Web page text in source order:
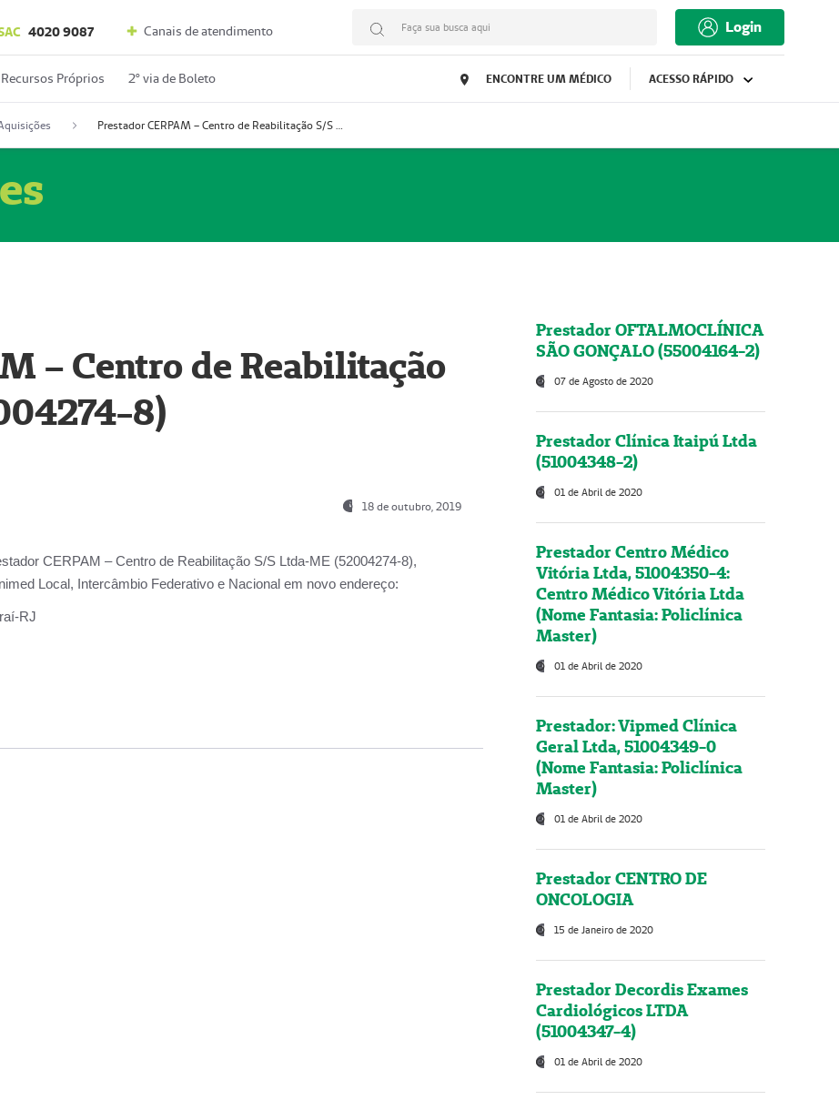
4020 9087 Canais de atendimento Faça sua busca aqui Login
Recursos Próprios 2º via de Boleto ENCONTRE UM MÉDICO ACESSO RÁPIDO
Prestador CERPAM – Centro de Reabilitação S/S Ltda-ME (52004274-8)
– Centro de Reabilitação
8)
18 de outubro, 2019
CERPAM – Centro de Reabilitação S/S Ltda-ME (52004274-8),
Local, Intercâmbio Federativo e Nacional em novo endereço:
RJ
Prestador OFTALMOCLÍNICA
SÃO GONÇALO (55004164-2)
07 de Agosto de 2020
Prestador Clínica Itaipú Ltda
(51004348-2)
01 de Abril de 2020
Prestador Centro Médico
Vitória Ltda, 51004350-4:
Centro Médico Vitória Ltda
(Nome Fantasia: Policlínica
Master)
01 de Abril de 2020
Prestador: Vipmed Clínica
Geral Ltda, 51004349-0
(Nome Fantasia: Policlínica
Master)
01 de Abril de 2020
Prestador CENTRO DE
ONCOLOGIA
15 de Janeiro de 2020
Prestador Decordis Exames
Cardiológicos LTDA
(51004347-4)
01 de Abril de 2020